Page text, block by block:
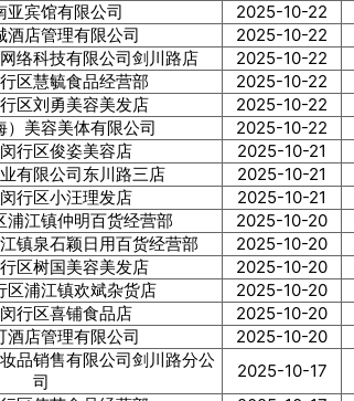
亚宾馆有限公司
2025-10-22
酒店管理有限公司
2025-10-22
络科技有限公司剑川路店
2025-10-22
区慧毓食品经营部
2025-10-22
区刘勇美容美发店
2025-10-22
）美容美体有限公司
2025-10-22
行区俊姿美容店
2025-10-21
有限公司东川路三店
2025-10-21
行区小汪理发店
2025-10-21
浦江镇仲明百货经营部
2025-10-20
镇泉石颖日用百货经营部
2025-10-20
区树国美容美发店
2025-10-20
区浦江镇欢斌杂货店
2025-10-20
行区喜铺食品店
2025-10-20
酒店管理有限公司
2025-10-20
品销售有限公司剑川路分公
司
2025-10-17